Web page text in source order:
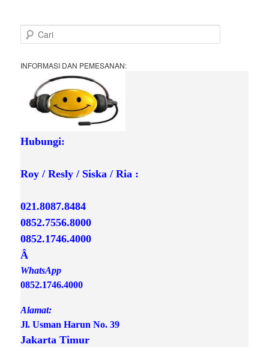
a
iINFORMASI DAN PEMESANAN:
Hubungi:
Roy / Resly / Siska / Ria :
021.8087.8484
0852.7556.8000
0852.1746.4000
Â
0852.1746.4000
Alamat:
Jl. Usman Harun No. 39
Jakarta Timur